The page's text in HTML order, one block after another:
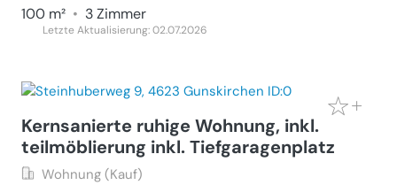
100 m² • 3 Zimmer
Letzte Aktualisierung: 02.07.2026
Kernsanierte ruhige Wohnung, inkl.
teilmöblierung inkl. Tiefgaragenplatz
Wohnung (Kauf)